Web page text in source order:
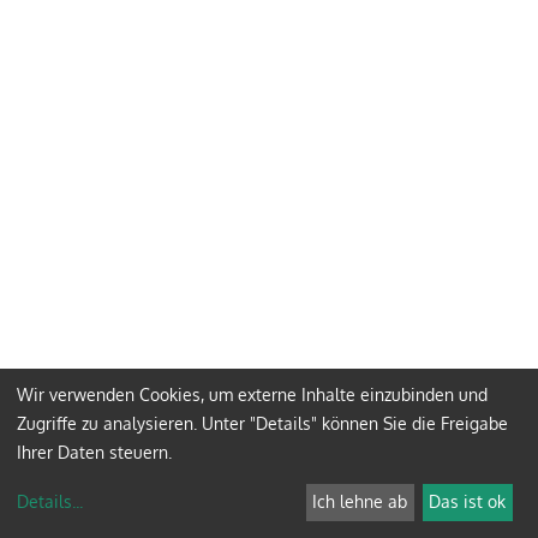
Wir verwenden Cookies, um externe Inhalte einzubinden und
Zugriffe zu analysieren. Unter "Details" können Sie die Freigabe
Ihrer Daten steuern.
Details... Ich lehne ab Das ist ok